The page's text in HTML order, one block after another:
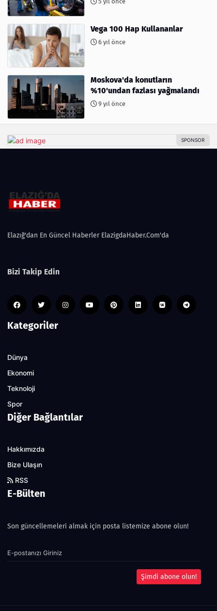
Vega 100 Hap Kullananlar
6 yıl önce
Moskova'da konutların
%10'undan fazlası yağmalandı
9 yıl önce
Elazığ'dan En Güncel Haberler ElazigdaHaber.Com'da
Bizi Takip Edin
Kategoriler
Dünya
Ekonomi
Teknoloji
Spor
Diğer Bağlantılar
Hakkımızda
Bize Ulaşın
RSS
E-Bülten
Son güncellemeleri almak için posta listemize abone olun!
Şimdi abone olun!